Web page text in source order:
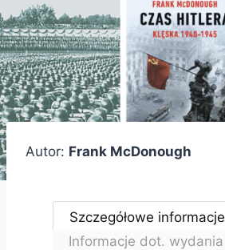
Autor: Frank McDonough
Szczegółowe informacje
Informacje dot. wydania